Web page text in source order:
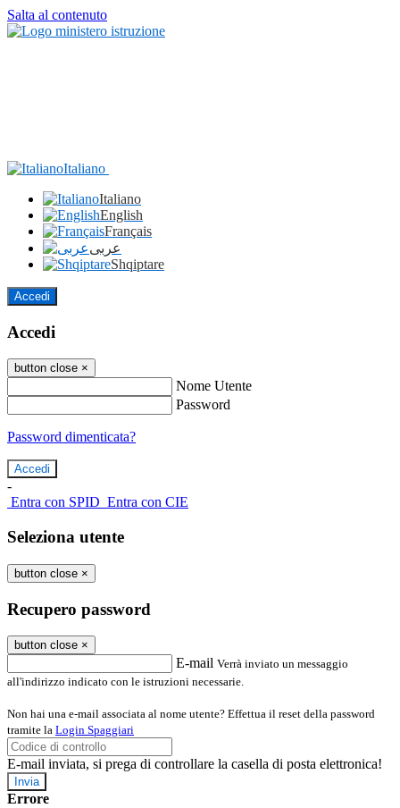
Salta al contenuto
Italiano
Italiano
English
Français
عربى
Shqiptare
Accedi
Accedi
button close ×
Nome Utente
Password
Password dimenticata?
-
Entra con SPID Entra con CIE
Seleziona utente
button close ×
Recupero password
button close ×
E-mail Verrà inviato un messaggio
all'indirizzo indicato con le istruzioni necessarie.
Non hai una e-mail associata al nome utente? Effettua il reset della password
tramite la Login Spaggiari
E-mail inviata, si prega di controllare la casella di posta elettronica!
Errore